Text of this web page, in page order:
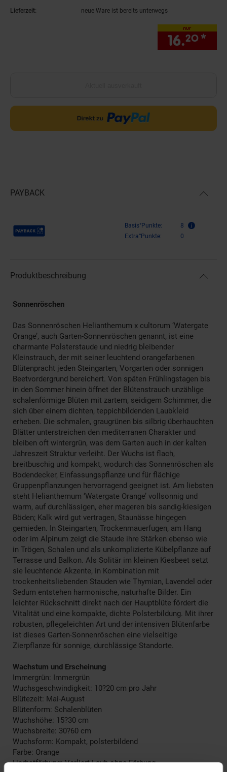
Lieferzeit: neue Ware ist bereits unterwegs
nur
16.20 *
PAYBACK
Payback Punkte Basis°Punkte:
8
Extra°Punkte:
0
Produktbeschreibung
Sonnenröschen
Das Sonnenröschen Helianthemum x cultorum ‘Watergate
Orange’, auch Garten-Sonnenröschen genannt, ist eine
charmante Polsterstaude und niedrig bleibender
Kleinstrauch, der mit seiner leuchtend orangefarbenen
Blütenpracht jeden Steingarten, Vorgarten oder sonnigen
Beetvordergrund bereichert. Von späten Frühlingstagen bis
in den Sommer hinein öffnet der Blütenstrauch unzählige
schalenförmige Blüten mit zartem, seidigem Schimmer, die
sich über einem dichten, teppichbildenden Laubkleid
erheben. Die schmalen, graugrünen bis silbrig überhauchten
Blätter unterstreichen den mediterranen Charakter und
bleiben oft wintergrün, was dem Garten auch in der kalten
Jahreszeit Struktur verleiht. Der Wuchs ist flach,
breitbuschig und kompakt, wodurch das Sonnenröschen als
Bodendecker, Einfassungspflanze und für flächige
Gruppenpflanzungen hervorragend geeignet ist. Am liebsten
steht Helianthemum ‘Watergate Orange’ vollsonnig und
warm, auf durchlässigen, eher mageren bis sandig-kiesigen
Böden; Kalk wird gut vertragen, Staunässe hingegen
gemieden. In Steingarten, Trockenmauerfugen, am Hang
oder im Alpinum zeigt die Staude ihre Stärken ebenso wie
in Trögen, Schalen und als unkomplizierte Kübelpflanze auf
Terrasse und Balkon. Als Solitär im kleinen Kiesbeet setzt
sie leuchtende Akzente, in Kombination mit
trockenheitsliebenden Stauden wie Thymian, Lavendel oder
Sedum entstehen harmonische, naturhafte Bilder. Ein
leichter Rückschnitt direkt nach der Hauptblüte fördert die
Vitalität und eine kompakte, dichte Polsterbildung. Mit ihrer
robusten, pflegeleichten Art und der intensiven Blütenfarbe
ist dieses Garten-Sonnenröschen eine vielseitige
Zierpflanze für sonnige, durchlässige Standorte.
Wachstum und Erscheinung
Immergrün: Immergrün
Wuchsgeschwindigkeit: 10?20 cm pro Jahr
Blütezeit: Mai-August
Blütenform: Schalenblüten
Wuchshöhe: 15?30 cm
Wuchsbreite: 30?60 cm
Wuchsform: Kompakt, polsterbildend
Farbe: Orange
Herbstfärbung: Verliert Laub ohne Färbung